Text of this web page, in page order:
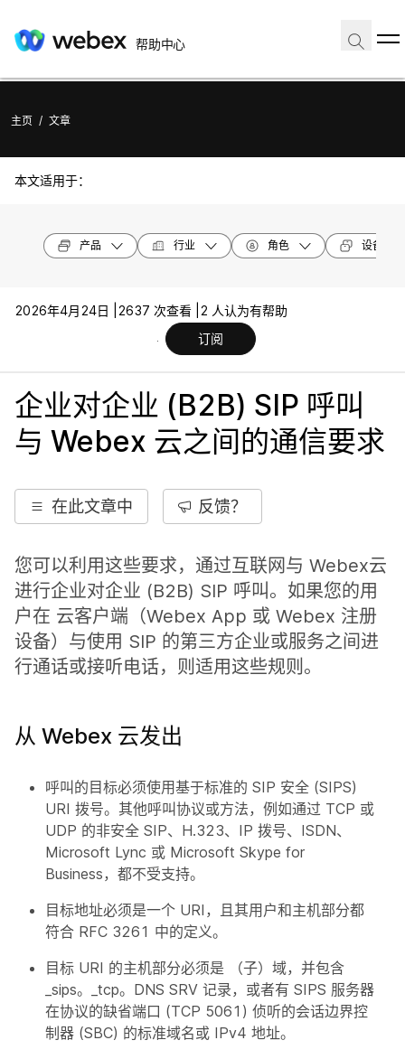
帮助中心
主页 / 文章
本文适用于：
产品 行业 角色 设备型号
2026年4月24日 | 2637 次查看 |
2 人认为有帮助
订阅
企业对企业 (B2B) SIP 呼叫
与 Webex 云之间的通信要求
在此文章中 反馈？
您可以利用这些要求，通过互联网与 Webex云
进行企业对企业 (B2B) SIP 呼叫。如果您的用
户在 云客户端（Webex App 或 Webex 注册
设备）与使用 SIP 的第三方企业或服务之间进
行通话或接听电话，则适用这些规则。
从 Webex 云发出
呼叫的目标必须使用基于标准的 SIP 安全 (SIPS)
URI 拨号。其他呼叫协议或方法，例如通过 TCP 或
UDP 的非安全 SIP、H.323、IP 拨号、ISDN、
Microsoft Lync 或 Microsoft Skype for
Business，都不受支持。
目标地址必须是一个 URI，且其用户和主机部分都
符合 RFC 3261 中的定义。
目标 URI 的主机部分必须是 （子）域，并包含
_sips。_tcp。DNS SRV 记录，或者有 SIPS 服务器
在协议的缺省端口 (TCP 5061) 侦听的会话边界控
制器 (SBC) 的标准域名或 IPv4 地址。